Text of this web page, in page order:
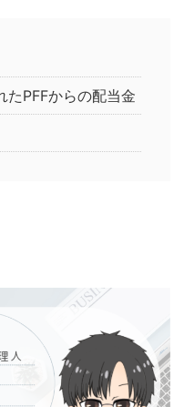
たPFFからの配当金